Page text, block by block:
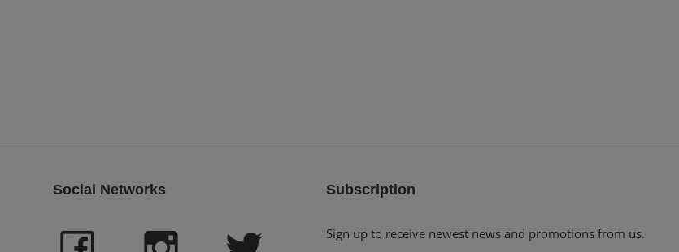
Social Networks Subscription
Sign up to receive newest news and promotions from us.